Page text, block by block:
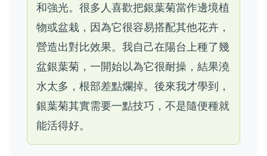
和強光。很多人喜歡把銀葉菊當作邊境植
物或盆栽，因為它很容易搭配其他花卉，
營造出對比效果。我自己在陽台上種了幾
盆銀葉菊，一開始以為它很耐操，結果澆
水太多，根部差點爛掉。後來我才學到，
銀葉菊其實需要一點技巧，不是隨便種就
能活得好。